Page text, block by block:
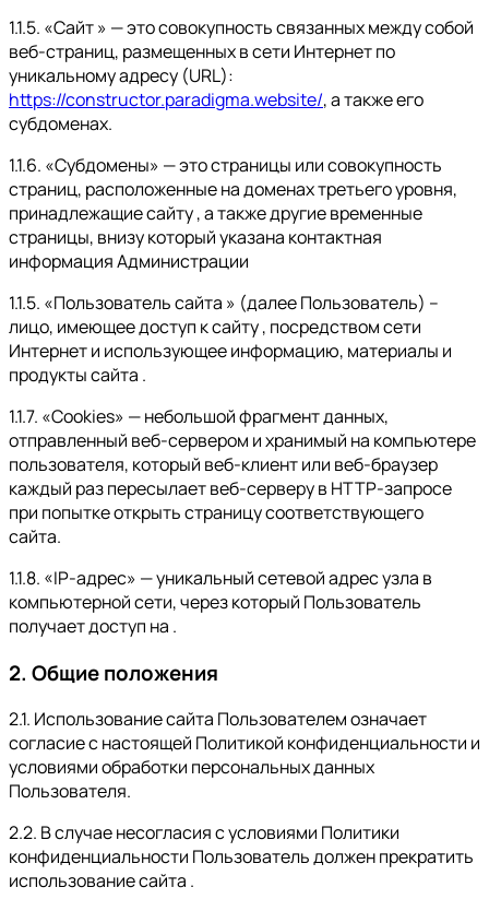
1.1.5. «Сайт » — это совокупность связанных между собой
веб-страниц, размещенных в сети Интернет по
уникальному адресу (URL):
https://constructor.paradigma.website/, а также его
субдоменах.
1.1.6. «Субдомены» — это страницы или совокупность
страниц, расположенные на доменах третьего уровня,
принадлежащие сайту , а также другие временные
страницы, внизу который указана контактная
информация Администрации
1.1.5. «Пользователь сайта » (далее Пользователь) –
лицо, имеющее доступ к сайту , посредством сети
Интернет и использующее информацию, материалы и
продукты сайта .
1.1.7. «Cookies» — небольшой фрагмент данных,
отправленный веб-сервером и хранимый на компьютере
пользователя, который веб-клиент или веб-браузер
каждый раз пересылает веб-серверу в HTTP-запросе
при попытке открыть страницу соответствующего
сайта.
1.1.8. «IP-адрес» — уникальный сетевой адрес узла в
компьютерной сети, через который Пользователь
получает доступ на .
2. Общие положения
2.1. Использование сайта Пользователем означает
согласие с настоящей Политикой конфиденциальности и
условиями обработки персональных данных
Пользователя.
2.2. В случае несогласия с условиями Политики
конфиденциальности Пользователь должен прекратить
использование сайта .